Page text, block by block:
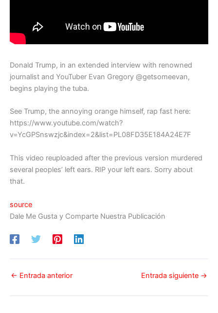
Donald Trump, in an extended interview with renowned
journalist and YouTuber Evan Gregory @getsomeevan,
begins playing the tuba.
See Trump, the annoying orange himself, rap fast here:
https://www.youtube.com/watch?
v=YcGPSnswzjc&index=2&list=PL08FD35E184A24E7F
This video reuploaded after the previous version murdered
several peoples’ left ears. RIP your left ears. Sorry about
that.
source
Dale Me Gusta y Comparte Nuestra Publicación
← Entrada anterior Entrada siguiente →